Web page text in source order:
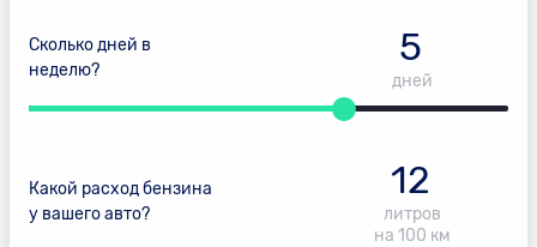
Сколько дней в
неделю?
5
дней
Какой расход бензина
у вашего авто?
12
литров
на 100 км